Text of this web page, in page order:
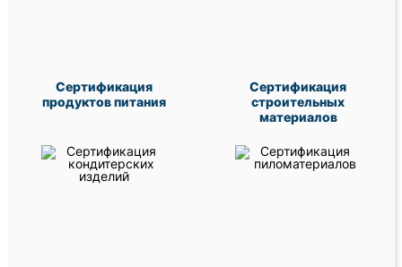
Сертификация
продуктов питания
Сертификация
строительных
материалов